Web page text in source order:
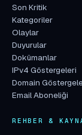
Son Kritik
Kategoriler
Olaylar
Duyurular
Dokümanlar
IPv4 Göstergeleri
Domain
Email Aboneliği
REHBER &